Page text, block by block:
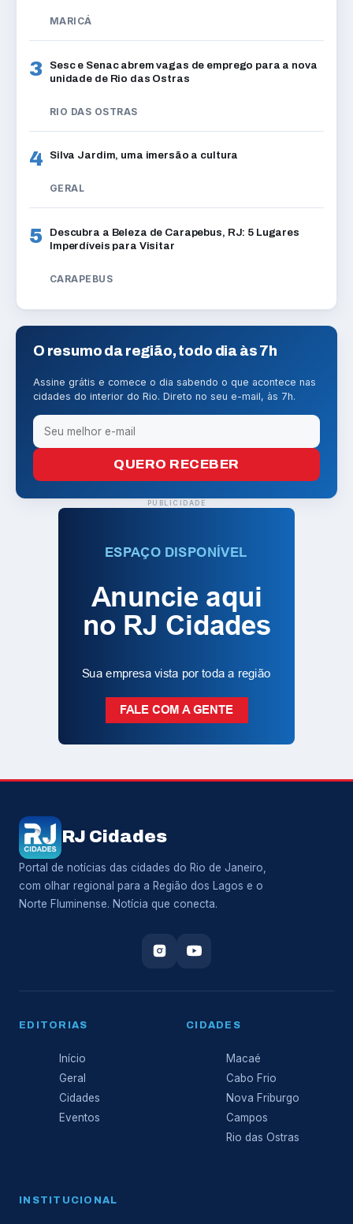
MARICÁ
3
Sesc e Senac abrem vagas de emprego para a nova
unidade de Rio das Ostras
RIO DAS OSTRAS
4 Silva Jardim, uma imersão a cultura
GERAL
5
Descubra a Beleza de Carapebus, RJ: 5 Lugares
Imperdíveis para Visitar
CARAPEBUS
O resumo da região, todo dia às 7h
Assine grátis e comece o dia sabendo o que acontece nas
cidades do interior do Rio. Direto no seu e-mail, às 7h.
QUERO RECEBER
PUBLICIDADE
RJ Cidades
Portal de notícias das cidades do Rio de Janeiro,
com olhar regional para a Região dos Lagos e o
Norte Fluminense. Notícia que conecta.
EDITORIAS
Início
Geral
Cidades
Eventos
CIDADES
Macaé
Cabo Frio
Nova Friburgo
Campos
Rio das Ostras
INSTITUCIONAL